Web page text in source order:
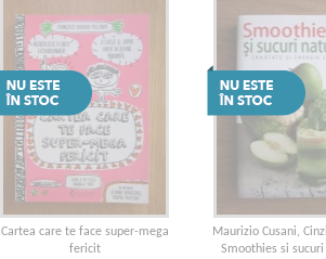
Cartea care te face super-mega
fericit
Maurizio Cusani,
Smoothies si